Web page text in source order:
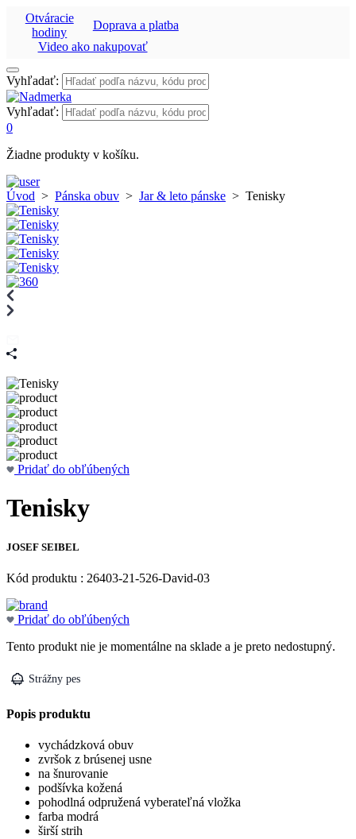
Otváracie
hodiny
Doprava a platba
Video ako nakupovať
Vyhľadať:
Vyhľadať:
0
Žiadne produkty v košíku.
Úvod > Pánska obuv > Jar & leto pánske > Tenisky
Pridať do obľúbených
Tenisky
JOSEF SEIBEL
Kód produktu : 26403-21-526-David-03
Pridať do obľúbených
Tento produkt nie je momentálne na sklade a je preto nedostupný.
Strážny pes
Popis produktu
vychádzková obuv
zvršok z brúsenej usne
na šnurovanie
podšívka kožená
pohodlná odpružená vyberateľná vložka
farba modrá
širší strih